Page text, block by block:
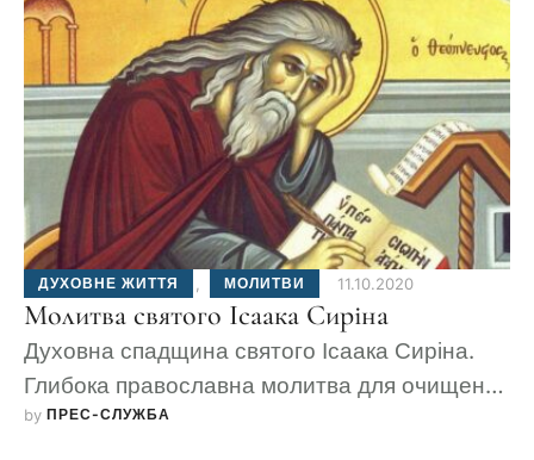
ДУХОВНЕ ЖИТТЯ МОЛИТВИ 11.10.2020
Молитва святого Ісаака Сиріна
Духовна спадщина святого Ісаака Сиріна.
Глибока православна молитва для очищення
серця.
by ПРЕС-СЛУЖБА